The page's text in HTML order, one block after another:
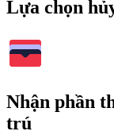
Lựa chọn
Nhận phần
trú